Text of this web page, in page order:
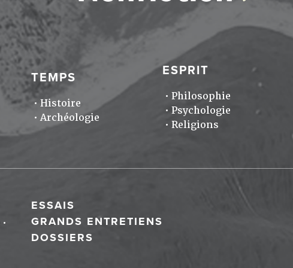
TEMPS
Histoire
Archéologie
ESPRIT
Philosophie
Psychologie
Religions
ESSAIS
GRANDS ENTRETIENS
DOSSIERS